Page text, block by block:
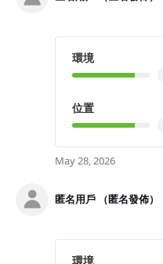
環境
位置
May 28, 2026
匿名用戶 （匿名發佈）
環境